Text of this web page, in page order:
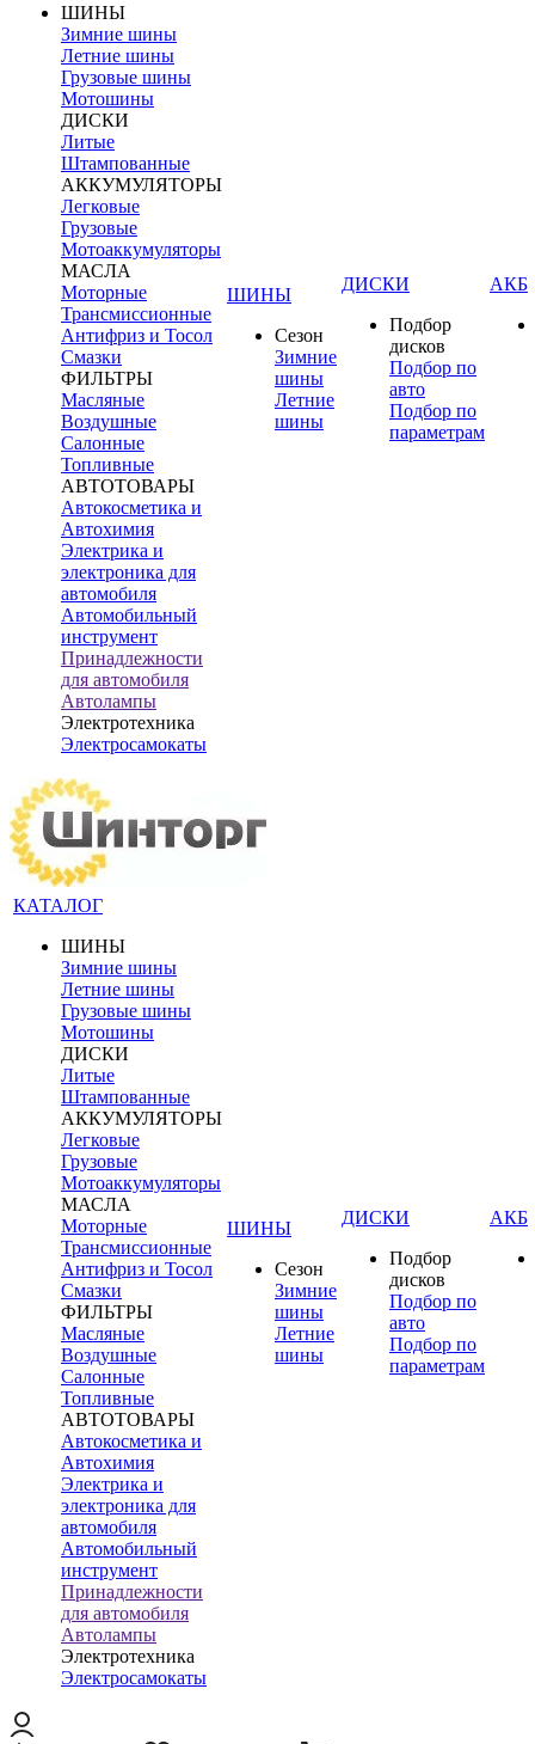
ШИНЫ
Зимние шины
Летние шины
Грузовые шины
Мотошины
ДИСКИ
Литые
Штампованные
АККУМУЛЯТОРЫ
Легковые
Грузовые
Мотоаккумуляторы
МАСЛА
Моторные
Трансмиссионные
Антифриз и Тосол
Смазки
ФИЛЬТРЫ
Масляные
Воздушные
Салонные
Топливные
АВТОТОВАРЫ
Автокосметика и
Автохимия
Электрика и
электроника для
автомобиля
Автомобильный
инструмент
Принадлежности
для автомобиля
Автолампы
Электротехника
Электросамокаты
ШИНЫ
Сезон
Зимние
шины
Летние
шины
ДИСКИ
Подбор
дисков
Подбор по
авто
Подбор по
параметрам
АКБ
КАТАЛОГ
ШИНЫ
Зимние шины
Летние шины
Грузовые шины
Мотошины
ДИСКИ
Литые
Штампованные
АККУМУЛЯТОРЫ
Легковые
Грузовые
Мотоаккумуляторы
МАСЛА
Моторные
Трансмиссионные
Антифриз и Тосол
Смазки
ФИЛЬТРЫ
Масляные
Воздушные
Салонные
Топливные
АВТОТОВАРЫ
Автокосметика и
Автохимия
Электрика и
электроника для
автомобиля
Автомобильный
инструмент
Принадлежности
для автомобиля
Автолампы
Электротехника
Электросамокаты
ШИНЫ
Сезон
Зимние
шины
Летние
шины
ДИСКИ
Подбор
дисков
Подбор по
авто
Подбор по
параметрам
АКБ